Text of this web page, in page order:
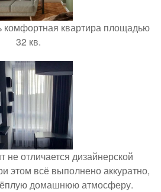
квартира площадью
32 кв.
отличается дизайнерской
этом всё выполнено аккуратно,
домашнюю атмосферу.